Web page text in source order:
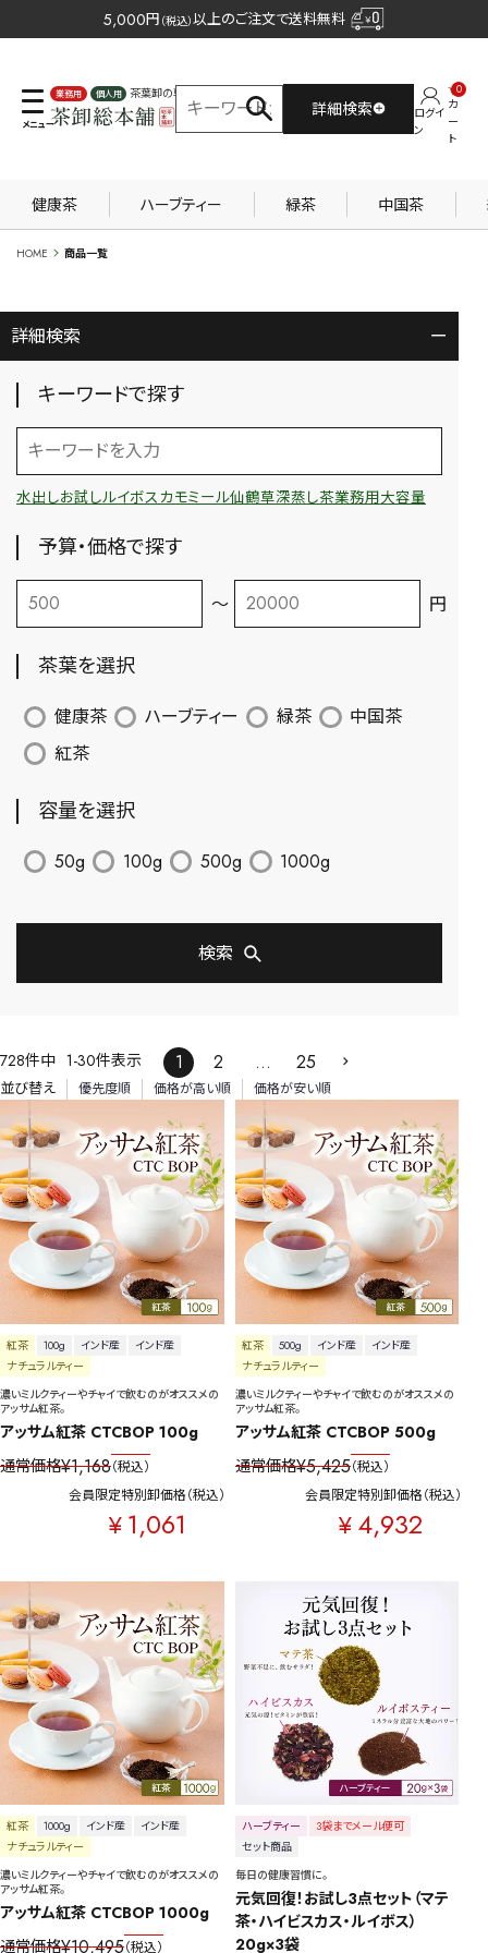
5,000円 （税込）以上のご注文で送料無料
業務用 個人用
茶葉卸の専門サイト
詳細検索
ログイ
ン
カ
ー
ト
0
健康茶 ハーブティー 緑茶 中国茶
HOME 商品一覧
詳細検索 ー
キーワードで探す
水出しお試しルイボス カモミール仙鶴草深蒸し茶業務用大容量
予算・価格で探す
〜 円
茶葉を選択
健康茶 ハーブティー 緑茶
中国茶
紅茶
容量を選択
50g 100g 500g 1000g
検索
並び替え 優先度順 価格が高い順 価格が安い順
728件中 1-30件表示 1 2 … 25
紅茶 100g インド産
インド産
ナチュラルティー
濃いミルクティーやチャイで飲むのがオススメの
アッサム紅茶。
アッサム紅茶 CTCBOP 100g
通常価格¥1,168 税込
会員限定特別卸価格
¥1,061
税込
紅茶 500g インド産
インド産
ナチュラルティー
濃いミルクティーやチャイで飲むのがオススメの
アッサム紅茶。
アッサム紅茶 CTCBOP 500g
通常価格¥5,425 税込
会員限定特別卸価格
¥4,932
税込
紅茶 1000g インド産
インド産
ナチュラルティー
濃いミルクティーやチャイで飲むのがオススメの
アッサム紅茶。
アッサム紅茶 CTCBOP 1000g
通常価格¥10,495 税込
ハーブティー
3袋までメール便可
セット商品
毎日の健康習慣に。
元気回復！お試し3点セット（マテ
茶・ハイビスカス・ルイボス）
20g×3袋